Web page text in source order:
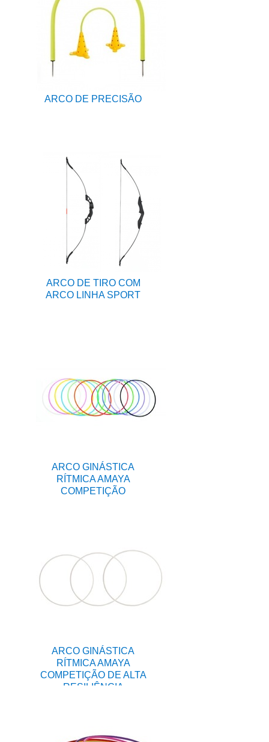
ARCO DE PRECISÃO
ARCO DE TIRO COM
ARCO LINHA SPORT
ARCO GINÁSTICA
RÍTMICA AMAYA
COMPETIÇÃO
ARCO GINÁSTICA
RÍTMICA AMAYA
COMPETIÇÃO DE ALTA
RESILIÊNCIA